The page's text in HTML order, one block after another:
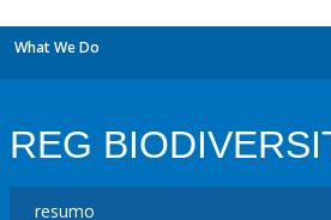
What We Do
REG